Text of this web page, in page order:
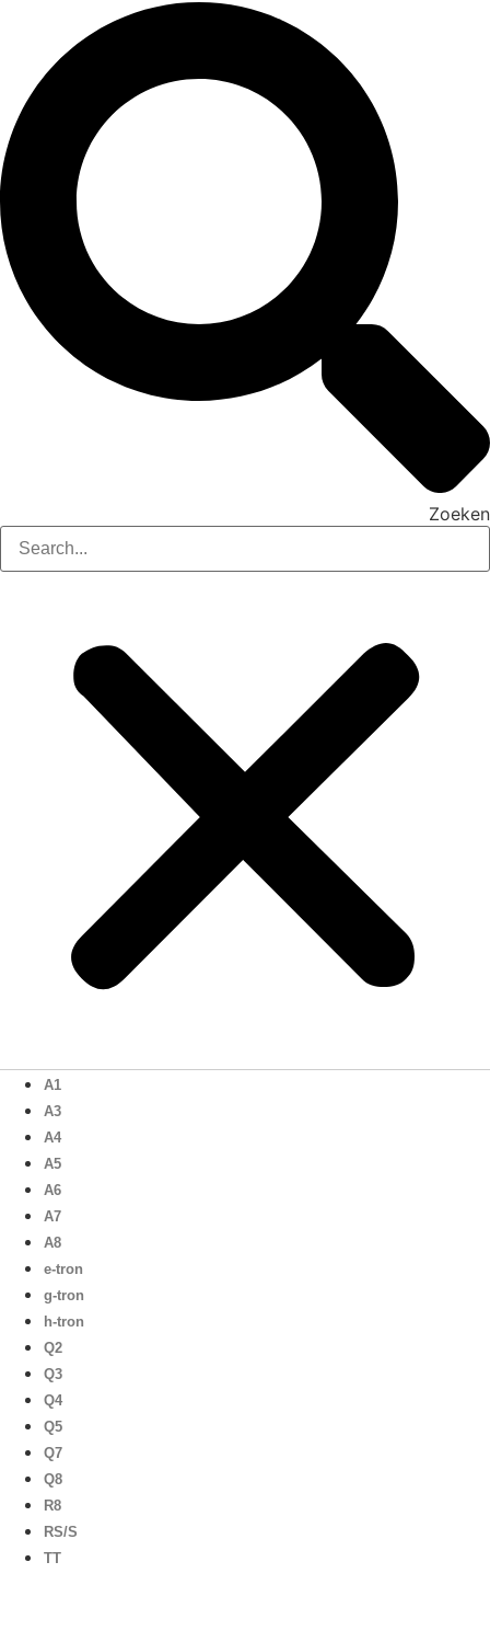
Zoeken
A1
A3
A4
A5
A6
A7
A8
e-tron
g-tron
h-tron
Q2
Q3
Q4
Q5
Q7
Q8
R8
RS/S
TT